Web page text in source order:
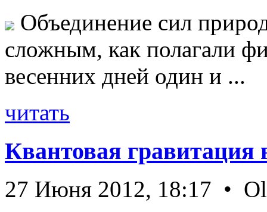
Объединение сил
сложным, как полагали
весенних дней один и ...
читать
Квантовая гравитация
27 Июня 2012, 18:17 •